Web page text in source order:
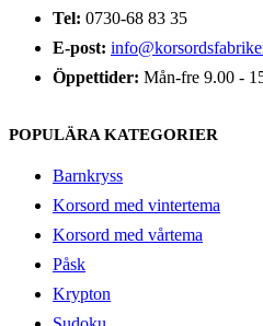
Tel: 0730-68 83 35
E-post:
Öppettider: Mån-fre 9.00 -
POPULÄRA KATEGORIER
Barnkryss
Korsord med vintertema
Korsord med vårtema
Påsk
Krypton